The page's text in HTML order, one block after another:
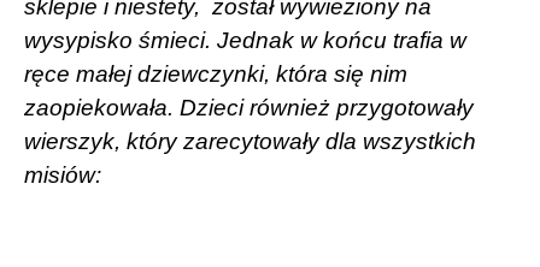
sklepie i niestety, został wywieziony na
wysypisko śmieci. Jednak w końcu trafia w
ręce małej dziewczynki, która się nim
zaopiekowała. Dzieci również przygotowały
wierszyk, który zarecytowały dla wszystkich
misiów: